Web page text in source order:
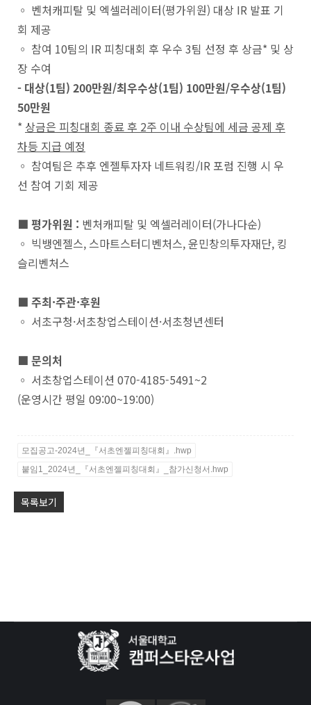
◦ 벤처캐피탈 및 엑셀러레이터(평가위원) 대상 IR 발표 기
회 제공
◦ 참여 10팀의 IR 피칭대회 후 우수 3팀 선정 후 상금* 및 상
장 수여
- 대상(1팀) 200만원/최우수상(1팀) 100만원/우수상(1팀)
50만원
* 상금은 피칭대회 종료 후 2주 이내 수상팀에 세금 공제 후
차등 지급 예정
◦ 참여팀은 추후 엔젤투자자 네트워킹/IR 포럼 진행 시 우
선 참여 기회 제공
■ 평가위원 : 벤처캐피탈 및 엑셀러레이터(가나다순)
◦ 빅뱅엔젤스, 스마트스터디벤처스, 윤민창의투자재단, 킹
슬리벤처스
■ 주최·주관·후원
◦ 서초구청·서초창업스테이션·서초청년센터
■ 문의처
◦ 서초창업스테이션 070-4185-5491~2
(운영시간 평일 09:00~19:00)
모집공고-2024년_『서초엔젤피칭대회』.hwp
붙임1_2024년_『서초엔젤피칭대회』_참가신청서.hwp
목록보기